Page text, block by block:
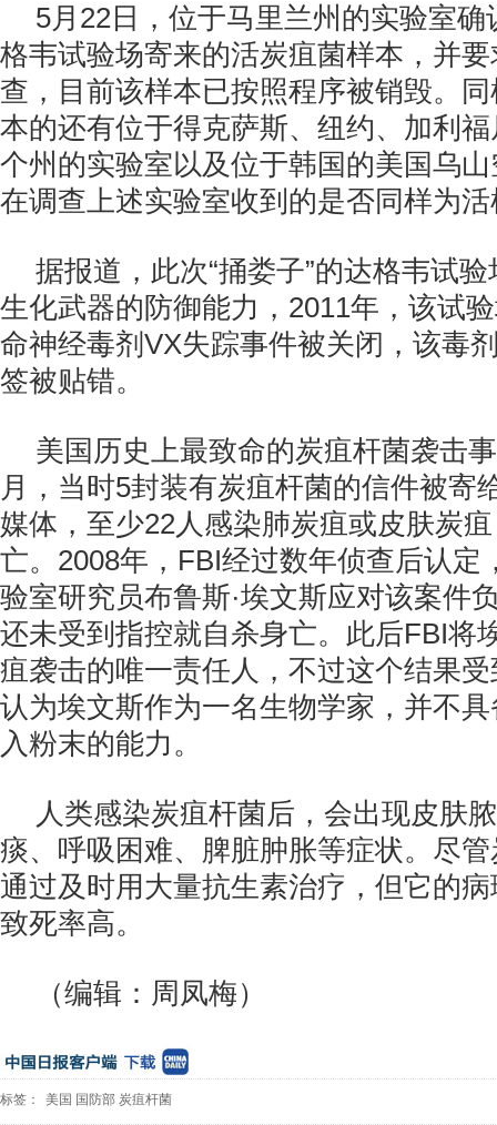
5月22日，位于马里兰州的实验室
格韦试验场寄来的活炭疽菌样本，并
查，目前该样本已按照程序被销毁。
本的还有位于得克萨斯、纽约、加利
个州的实验室以及位于韩国的美国乌
在调查上述实验室收到的是否同样为
据报道，此次“捅娄子”的达格韦试
生化武器的防御能力，2011年，该试
命神经毒剂VX失踪事件被关闭，该毒
签被贴错。
美国历史上最致命的炭疽杆菌袭击
月，当时5封装有炭疽杆菌的信件被寄
媒体，至少22人感染肺炭疽或皮肤炭
亡。2008年，FBI经过数年侦查后认定
验室研究员布鲁斯·埃文斯应对该案件
还未受到指控就自杀身亡。 此后FBI将
疽袭击的唯一责任人，不过这个结果
认为埃文斯作为一名生物学家，并不
入粉末的能力。
人类感染炭疽杆菌后，会出现皮肤
痰、呼吸困难、脾脏肿胀等症状。尽
通过及时用大量抗生素治疗，但它的
致死率高。
（编辑：周凤梅）
标签： 美国 国防部 炭疽杆菌